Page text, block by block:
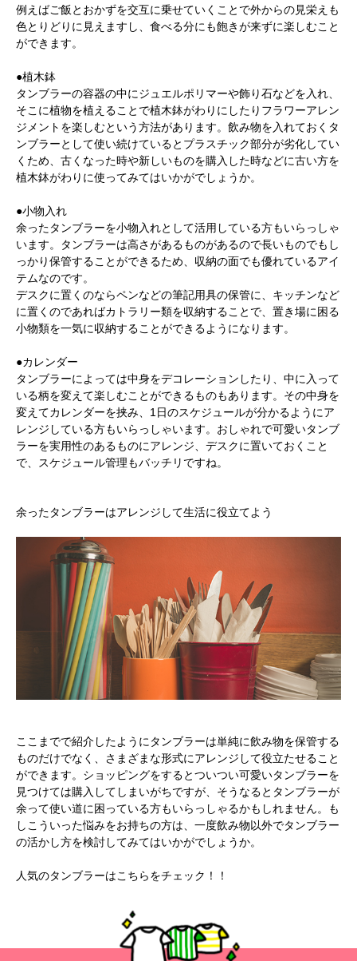
例えばご飯とおかずを交互に乗せていくことで外からの見栄えも
色とりどりに見えますし、食べる分にも飽きが来ずに楽しむこと
ができます。
●植木鉢
タンブラーの容器の中にジュエルポリマーや飾り石などを入れ、
そこに植物を植えることで植木鉢がわりにしたりフラワーアレン
ジメントを楽しむという方法があります。飲み物を入れておくタ
ンブラーとして使い続けているとプラスチック部分が劣化してい
くため、古くなった時や新しいものを購入した時などに古い方を
植木鉢がわりに使ってみてはいかがでしょうか。
●小物入れ
余ったタンブラーを小物入れとして活用している方もいらっしゃ
います。タンブラーは高さがあるものがあるので長いものでもし
っかり保管することができるため、収納の面でも優れているアイ
テムなのです。
デスクに置くのならペンなどの筆記用具の保管に、キッチンなど
に置くのであればカトラリー類を収納することで、置き場に困る
小物類を一気に収納することができるようになります。
●カレンダー
タンブラーによっては中身をデコレーションしたり、中に入って
いる柄を変えて楽しむことができるものもあります。その中身を
変えてカレンダーを挟み、1日のスケジュールが分かるようにア
レンジしている方もいらっしゃいます。おしゃれで可愛いタンブ
ラーを実用性のあるものにアレンジ、デスクに置いておくこと
で、スケジュール管理もバッチリですね。
余ったタンブラーはアレンジして生活に役立てよう
ここまでで紹介したようにタンブラーは単純に飲み物を保管する
ものだけでなく、さまざまな形式にアレンジして役立たせること
ができます。ショッピングをするとついつい可愛いタンブラーを
見つけては購入してしまいがちですが、そうなるとタンブラーが
余って使い道に困っている方もいらっしゃるかもしれません。も
しこういった悩みをお持ちの方は、一度飲み物以外でタンブラー
の活かし方を検討してみてはいかがでしょうか。
人気のタンブラーはこちらをチェック！！